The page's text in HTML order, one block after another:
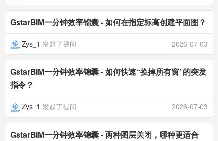
GstarBIM一分钟效率锦囊 - 如何在指定标高创建平面图？
Zys_1 发起了提问 2026-07-03
GstarBIM一分钟效率锦囊 - 如何快速“换掉所有窗”的突发
指令？
Zys_1 发起了提问 2026-07-03
GstarBIM一分钟效率锦囊 - 两种图层关闭，哪种更适合